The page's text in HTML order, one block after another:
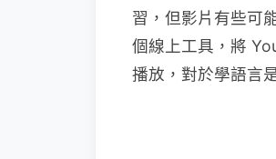
習，但影片有些可
個線上工具，將
播放，對於學語言